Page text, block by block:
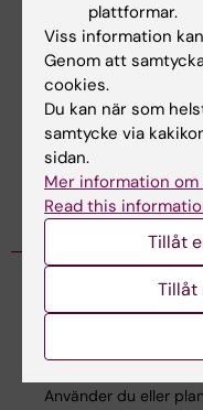
KIB Talks: Sök
kunskaper i att
2026-09-08 12:15 -
Bibliotekets
för att söka
specifika sökteknik,
förbättrar respektive…
Online Workshop
Använder du eller
plattformar.
Viss information
Genom att
cookies.
Du kan när som
samtycke via
sidan.
Mer information om
Read this
Tillåt
Tillåt